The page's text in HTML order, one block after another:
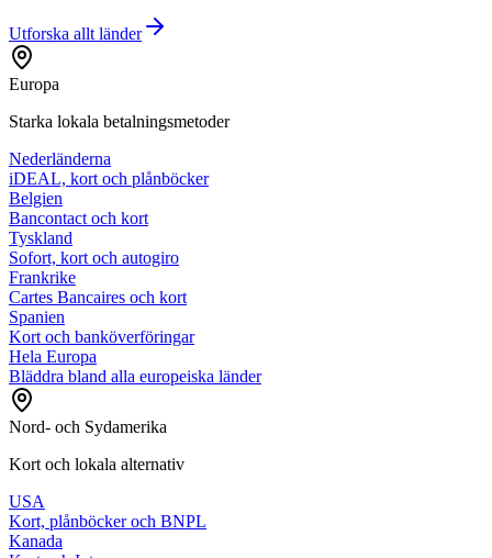
Utforska allt länder
Europa
Starka lokala betalningsmetoder
Nederländerna
iDEAL, kort och plånböcker
Belgien
Bancontact och kort
Tyskland
Sofort, kort och autogiro
Frankrike
Cartes Bancaires och kort
Spanien
Kort och banköverföringar
Hela Europa
Bläddra bland alla europeiska länder
Nord- och Sydamerika
Kort och lokala alternativ
USA
Kort, plånböcker och BNPL
Kanada